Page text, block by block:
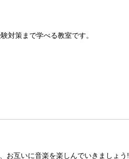
対策まで学べる教室です。
お互いに音楽を楽しんでいきましょう!